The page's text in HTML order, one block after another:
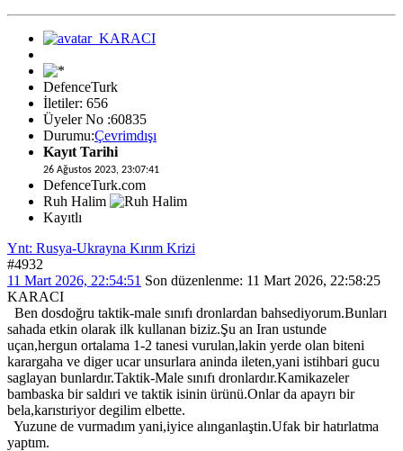
DefenceTurk
İletiler: 656
Üyeler No :60835
Durumu:Çevrimdışı
Kayıt Tarihi
26 Ağustos 2023, 23:07:41
DefenceTurk.com
Ruh Halim
Kayıtlı
Ynt: Rusya-Ukrayna Kırım Krizi
#4932
11 Mart 2026, 22:54:51 Son düzenlenme: 11 Mart 2026, 22:58:25
KARACI
Ben dosdoğru taktik-male sınıfı dronlardan bahsediyorum.Bunları
sahada etkin olarak ilk kullanan biziz.Şu an Iran ustunde
uçan,hergun ortalama 1-2 tanesi vurulan,lakin yerde olan biteni
karargaha ve diger ucar unsurlara aninda ileten,yani istihbari gucu
saglayan bunlardır.Taktik-Male sınıfı dronlardır.Kamikazeler
bambaska bir saldıri ve taktik isinin ürünü.Onlar da apayrı bir
bela,karıstıriyor degilim elbette.
Yuzune de vurmadım yani,iyice alınganlaştin.Ufak bir hatırlatma
yaptım.